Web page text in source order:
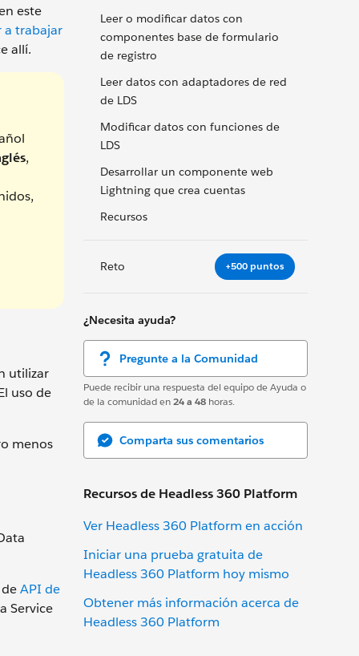
Leer o modificar datos con
componentes base de formulario
de registro
Leer datos con adaptadores de red
de LDS
Modificar datos con funciones de
LDS
Desarrollar un componente web
Lightning que crea cuentas
Recursos
Reto +500 puntos
¿Necesita ayuda?
Pregunte a la Comunidad
Puede recibir una respuesta del equipo de Ayuda o
de la comunidad en24 a 48 horas.
Comparta sus comentarios
Recursos de Headless 360 Platform
Ver Headless 360 Platform en acción
Iniciar una prueba gratuita de
Headless 360 Platform hoy mismo
Obtener más información acerca de
Headless 360 Platform
este
a trabajar
allí.
,
utilizar
uso de
menos
API de
Service